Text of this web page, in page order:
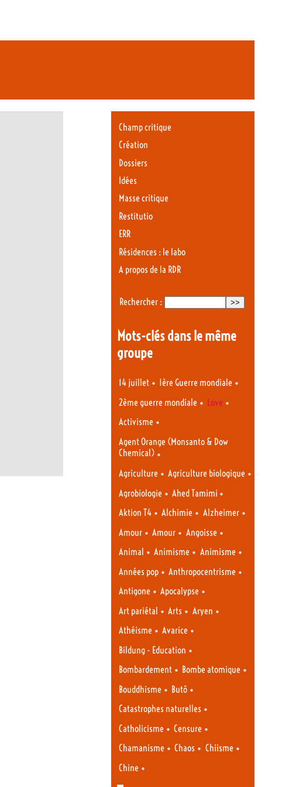
Champ critique
Création
Dossiers
Idées
Masse critique
Restitutio
ERR
Résidences : le labo
A propos de la RDR
Rechercher :
Mots-clés dans le même
groupe
14 juillet • 1ère Guerre mondiale •
2ème guerre mondiale • Love •
Activisme •
Agent Orange (Monsanto & Dow
Chemical) •
Agriculture • Agriculture biologique •
Agrobiologie • Ahed Tamimi •
Aktion T4 • Alchimie • Alzheimer•
Amour • Amour • Angoisse •
Animal • Animisme • Animisme •
Années pop • Anthropocentrisme •
Antigone • Apocalypse •
Art pariétal • Arts • Aryen •
Athéisme • Avarice •
Bildung - Education •
Bombardement • Bombe atomique •
Bouddhisme • Butô •
Catastrophes naturelles •
Catholicisme • Censure •
Chamanisme • Chaos • Chiisme •
Chine •